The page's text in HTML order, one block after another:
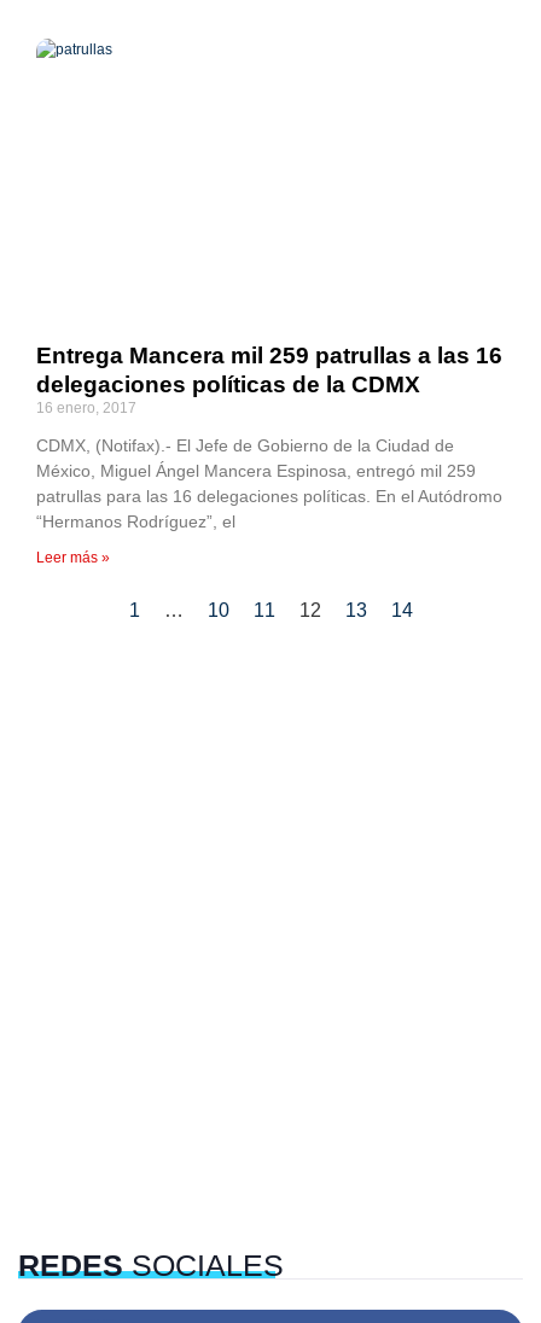
Entrega Mancera mil 259 patrullas a las 16
delegaciones políticas de la CDMX
16 enero, 2017
CDMX, (Notifax).- El Jefe de Gobierno de la Ciudad de
México, Miguel Ángel Mancera Espinosa, entregó mil 259
patrullas para las 16 delegaciones políticas. En el Autódromo
“Hermanos Rodríguez”, el
Leer más »
1 … 10 11 12 13 14
REDESSOCIALES